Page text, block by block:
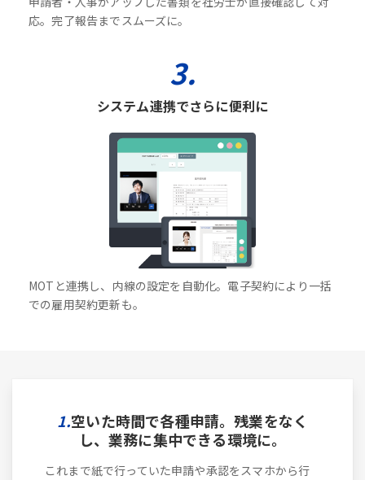
応。完了報告までスムーズに。
3.
システム連携でさらに便利に
MOTと連携し、内線の設定を自動化。電子契約により一括
での雇用契約更新も。
1.空いた時間で各種申請。残業をなく
し、業務に集中できる環境に。
これまで紙で行っていた申請や承認をスマホから行